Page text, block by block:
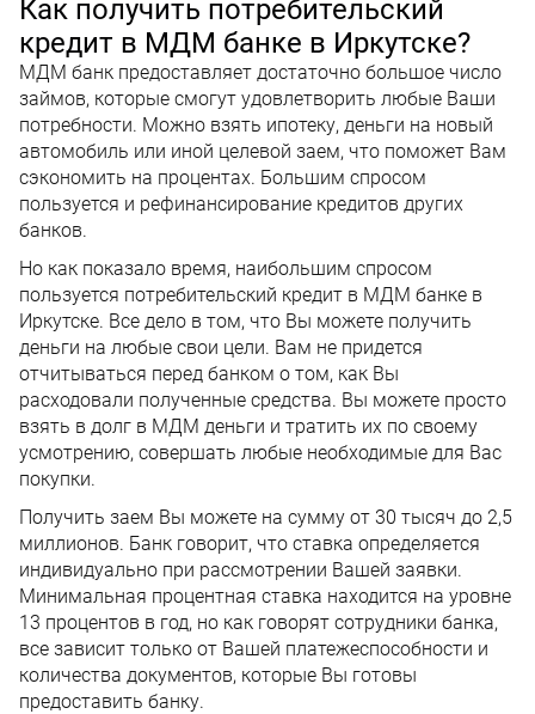
Как получить потребительский
кредит в МДМ банке в Иркутске?
МДМ банк предоставляет достаточно большое число
займов, которые смогут удовлетворить любые Ваши
потребности. Можно взять ипотеку, деньги на новый
автомобиль или иной целевой заем, что поможет Вам
сэкономить на процентах. Большим спросом
пользуется и рефинансирование кредитов других
банков.
Но как показало время, наибольшим спросом
пользуется потребительский кредит в МДМ банке в
Иркутске. Все дело в том, что Вы можете получить
деньги на любые свои цели. Вам не придется
отчитываться перед банком о том, как Вы
расходовали полученные средства. Вы можете просто
взять в долг в МДМ деньги и тратить их по своему
усмотрению, совершать любые необходимые для Вас
покупки.
Получить заем Вы можете на сумму от 30 тысяч до 2,5
миллионов. Банк говорит, что ставка определяется
индивидуально при рассмотрении Вашей заявки.
Минимальная процентная ставка находится на уровне
13 процентов в год, но как говорят сотрудники банка,
все зависит только от Вашей платежеспособности и
количества документов, которые Вы готовы
предоставить банку.